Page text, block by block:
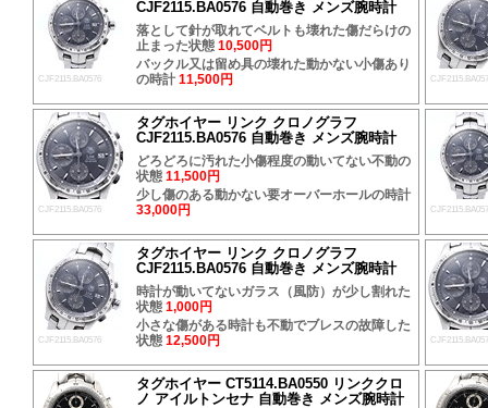
CJF2115.BA0576
CJF2115.BA0576 自動巻き メンズ腕時計
落として針が取れてベルトも壊れた傷だらけの
止まった状態 10,500円
バックル又は留め具の壊れた動かない小傷あり
の時計 11,500円
CJF2115.BA0576
タグホイヤー リンク クロノグラフ
CJF2115.BA0576 自動巻き メンズ腕時計
どろどろに汚れた小傷程度の動いてない不動の
状態 11,500円
少し傷のある動かない要オーバーホールの時計
33,000円
CJF2115.BA0576
タグホイヤー リンク クロノグラフ
CJF2115.BA0576 自動巻き メンズ腕時計
時計が動いてないガラス（風防）が少し割れた
状態 1,000円
小さな傷がある時計も不動でブレスの故障した
状態 12,500円
タグホイヤー CT5114.BA0550 リンククロ
ノ アイルトンセナ 自動巻き メンズ腕時計